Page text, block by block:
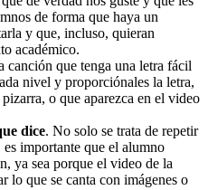
de forma que haya un
y que, incluso, quieran
académico.
canción que tenga una letra fácil
nivel y proporciónales la letra,
o que aparezca en el video
dice. No solo se trata de repetir
importante que el alumno
ya sea porque el video de la
lo que se canta con imágenes o